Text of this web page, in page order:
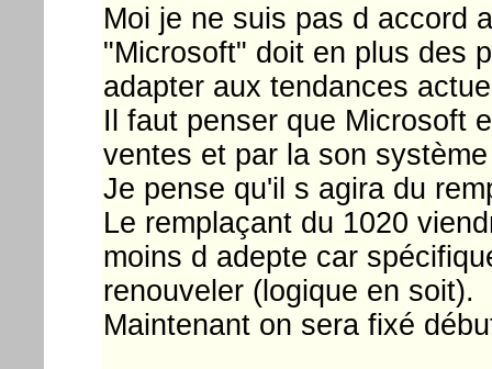
Moi je ne suis pas d accord
"Microsoft" doit en plus des
adapter aux tendances
Il faut penser que Microsoft
ventes et par la son
Je pense qu'il s agira du
Le remplaçant du 1020
moins d adepte car
renouveler (logique en soit).
Maintenant on sera fixé